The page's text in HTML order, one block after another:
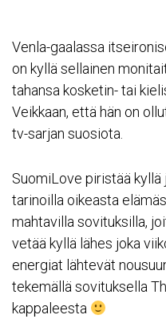
Venla-gaalassa
on kyllä sellainen
tahansa kosketin- tai
Veikkaan, että hän on
tv-sarjan suosiota.
SuomiLove piristää kyllä
tarinoilla oikeasta
mahtavilla sovituksilla,
vetää kyllä lähes joka
energiat lähtevät
tekemällä sovituksella
kappaleesta